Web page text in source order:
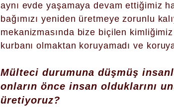
aynı evde yaşamaya devam ettiğimiz
bağımızı yeniden üretmeye zorunlu
mekanizmasında bize biçilen kimliğimiz
kurbanı olmaktan koruyamadı ve
Mülteci durumuna düşmüş
onların önce insan olduklarını
üretiyoruz?